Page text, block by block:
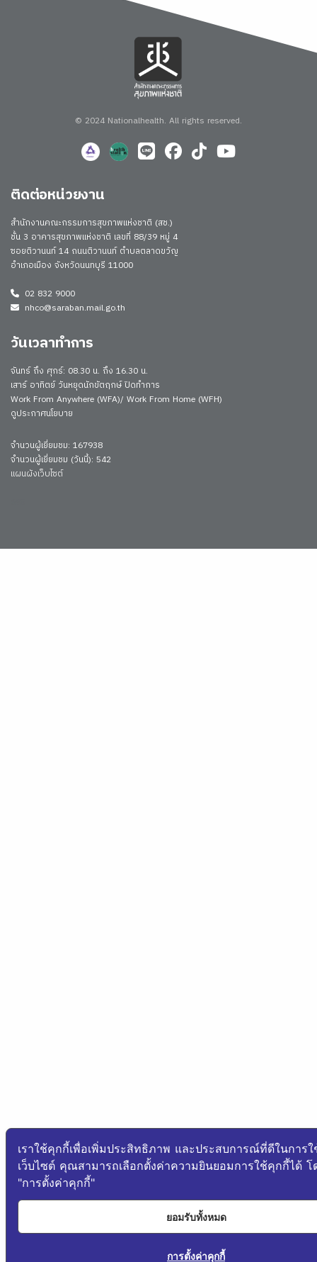
© 2024 Nationalhealth. All rights reserved.
ติดต่อหน่วยงาน
สำนักงานคณะกรรมการสุขภาพแห่งชาติ (สช.)
ชั้น 3 อาคารสุขภาพแห่งชาติ เลขที่ 88/39 หมู่ 4
ซอยติวานนท์ 14 ถนนติวานนท์ ตำบลตลาดขวัญ
อำเภอเมือง จังหวัดนนทบุรี 11000
02 832 9000
nhco@saraban.mail.go.th
วันเวลาทำการ
จันทร์ ถึง ศุกร์: 08.30 น. ถึง 16.30 น.
เสาร์ อาทิตย์ วันหยุดนักขัตฤกษ์ ปิดทำการ
Work From Anywhere (WFA)/ Work From Home (WFH)
ดูประกาศนโยบาย
จำนวนผู้เยี่ยมชม: 167938
จำนวนผู้เยี่ยมชม (วันนี้): 542
แผนผังเว็บไซต์
เราใช้คุกกี้เพื่อเพิ่มประสิทธิภาพ และประสบการณ์ที่ดีในการใ
เว็บไซต์ คุณสามารถเลือกตั้งค่าความยินยอมการใช้คุกกี้ได้ โ
"การตั้งค่าคุกกี้"
ยอมรับทั้งหมด
การตั้งค่าคุกกี้